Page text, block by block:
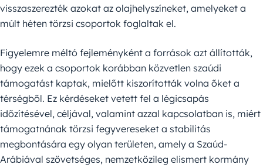
visszaszerezték azokat az olajhelyszíneket, amelyeket a
múlt héten törzsi csoportok foglaltak el.
Figyelemre méltó fejleményként a források azt állították,
hogy ezek a csoportok korábban közvetlen szaúdi
támogatást kaptak, mielőtt kiszorították volna őket a
térségből. Ez kérdéseket vetett fel a légicsapás
időzítésével, céljával, valamint azzal kapcsolatban is, miért
támogatnának törzsi fegyvereseket a stabilitás
megbontására egy olyan területen, amely a Szaúd-
Arábiával szövetséges, nemzetközileg elismert kormány